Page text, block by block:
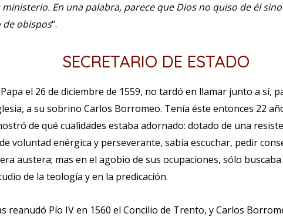
En una palabra, parece que Dios no quiso de él
obispos“.
SECRETARIO DE ESTADO
el 26 de diciembre de 1559, no tardó en llamar junto a sí,
a su sobrino Carlos Borromeo. Tenía éste entonces 22
de qué cualidades estaba adornado: dotado de una
voluntad enérgica y perseverante, sabía escuchar, pedir
austera; mas en el agobio de sus ocupaciones, sólo
de la teología y en la predicación.
reanudó Pío IV en 1560 el Concilio de Trento, y Carlos